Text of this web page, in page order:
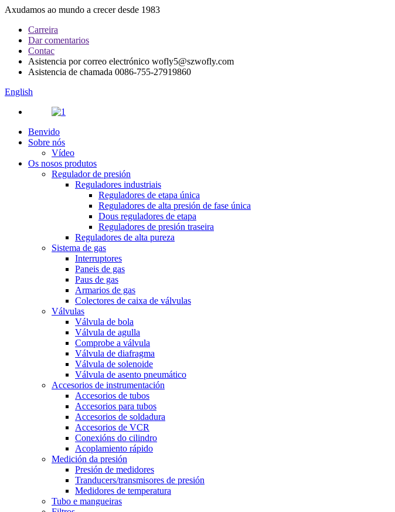
Axudamos ao mundo a crecer desde 1983
Carreira
Dar comentarios
Contac
Asistencia por correo electrónico wofly5@szwofly.com
Asistencia de chamada 0086-755-27919860
English
Benvido
Sobre nós
Vídeo
Os nosos produtos
Regulador de presión
Reguladores industriais
Reguladores de etapa única
Reguladores de alta presión de fase única
Dous reguladores de etapa
Reguladores de presión traseira
Reguladores de alta pureza
Sistema de gas
Interruptores
Paneis de gas
Paus de gas
Armarios de gas
Colectores de caixa de válvulas
Válvulas
Válvula de bola
Válvula de agulla
Comprobe a válvula
Válvula de diafragma
Válvula de solenoide
Válvula de asento pneumático
Accesorios de instrumentación
Accesorios de tubos
Accesorios para tubos
Accesorios de soldadura
Accesorios de VCR
Conexións do cilindro
Acoplamiento rápido
Medición da presión
Presión de medidores
Tranducers/transmisores de presión
Medidores de temperatura
Tubo e mangueiras